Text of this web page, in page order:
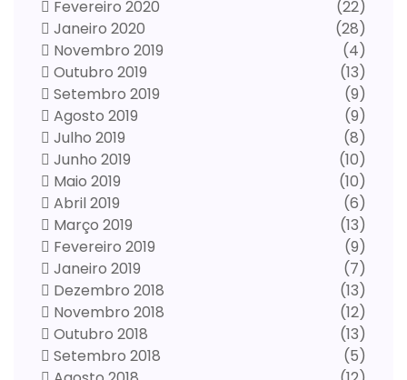
Fevereiro 2020
(22)
Janeiro 2020
(28)
Novembro 2019
(4)
Outubro 2019
(13)
Setembro 2019
(9)
Agosto 2019
(9)
Julho 2019
(8)
Junho 2019
(10)
Maio 2019
(10)
Abril 2019
(6)
Março 2019
(13)
Fevereiro 2019
(9)
Janeiro 2019
(7)
Dezembro 2018
(13)
Novembro 2018
(12)
Outubro 2018
(13)
Setembro 2018
(5)